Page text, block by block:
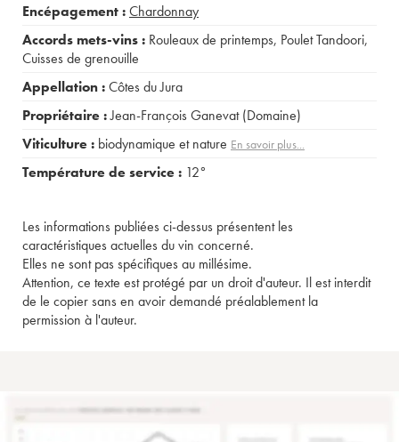
Encépagement :Chardonnay
Accords mets-vins : Rouleaux de printemps, Poulet Tandoori,
Cuisses de grenouille
Appellation :Côtes du Jura
Propriétaire :Jean-François Ganevat (Domaine)
Viticulture : biodynamique et nature En savoir plus...
Température de service : 12°
Les informations publiées ci-dessus présentent les
caractéristiques actuelles du vin concerné.
Elles ne sont pas spécifiques au millésime.
Attention, ce texte est protégé par un droit d'auteur. Il est interdit
de le copier sans en avoir demandé préalablement la
permission à l'auteur.